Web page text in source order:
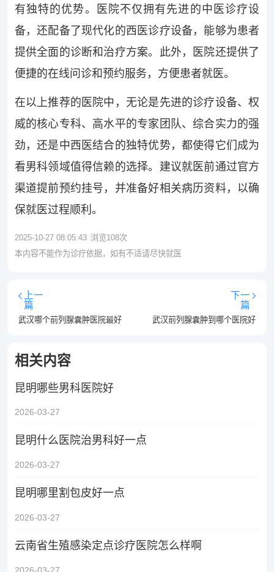
有独特的优势。医院不仅拥有先进的中医诊疗设
备，还配备了现代化的西医诊疗设备，能够为患者
提供全面的诊断和治疗方案。此外，医院还提供了
便捷的在线问诊和预约服务，方便患者就医。
在以上推荐的医院中，无论是先进的诊疗设备、权
威的核心专科、高水平的专家团队、综合实力的强
劲，还是中西医结合的独特优势，都使得它们成为
看男科领域值得信赖的选择。建议就医前通过官方
渠道提前预约挂号，并准备好相关病历资料，以确
保就医过程顺利。
2025-10-27 08:05:43 浏览108次
本内容不能作为诊疗依据，如有不适请尽快就医
上一
篇
武汉哪个前列腺囊肿医院最好
下一
篇
武汉前列腺囊肿到哪个医院好
相关内容
昆明哪些男科医院好
2026-03-27
昆明什么医院治男科好一点
2026-03-27
昆明哪里割包皮好一点
2026-03-27
云南省生殖感染定点诊疗医院怎么样啊